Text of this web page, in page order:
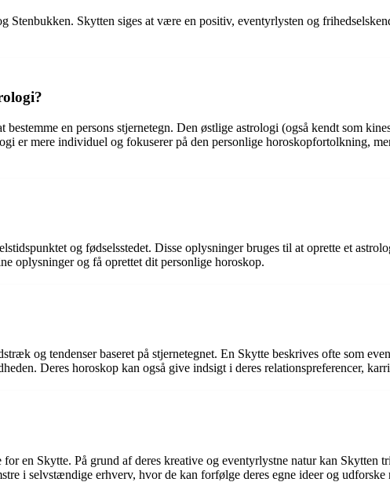
Stenbukken. Skytten siges at være en positiv, eventyrlysten og
en persons stjernetegn. Den østlige astrologi (også kendt som
er mere individuel og fokuserer på den personlige horoskopfortolkning,
og fødselsstedet. Disse oplysninger bruges til at oprette et
oplysninger og få oprettet dit personlige horoskop.
og tendenser baseret på stjernetegnet. En Skytte beskrives ofte som
Deres horoskop kan også give indsigt i deres relationspreferencer,
en Skytte. På grund af deres kreative og eventyrlystne natur kan Skytten
i selvstændige erhverv, hvor de kan forfølge deres egne ideer og udforske